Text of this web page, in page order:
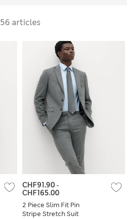
56 articles
2 Piece Slim Fit Pin
Stripe Stretch Suit
CHF91.90-
CHF165.00